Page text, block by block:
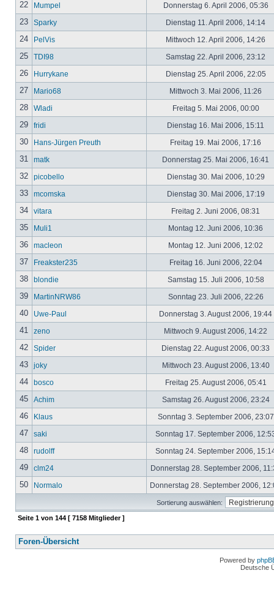
22 Mumpel Donnerstag 6. April 2006, 05:36
23 Sparky Dienstag 11. April 2006, 14:14
24 PelVis Mittwoch 12. April 2006, 14:26
25 TDI98 Samstag 22. April 2006, 23:12
26 Hurrykane Dienstag 25. April 2006, 22:05
27 Mario68 Mittwoch 3. Mai 2006, 11:26
28 Wladi Freitag 5. Mai 2006, 00:00
29 fridi Dienstag 16. Mai 2006, 15:11
30 Hans-Jürgen Preuth Freitag 19. Mai 2006, 17:16
31 matk Donnerstag 25. Mai 2006, 16:41
32 picobello Dienstag 30. Mai 2006, 10:29
33 mcomska Dienstag 30. Mai 2006, 17:19
34 vitara Freitag 2. Juni 2006, 08:31
35 Muli1 Montag 12. Juni 2006, 10:36
36 macleon Montag 12. Juni 2006, 12:02
37 Freakster235 Freitag 16. Juni 2006, 22:04
38 blondie Samstag 15. Juli 2006, 10:58
39 MartinNRW86 Sonntag 23. Juli 2006, 22:26
40 Uwe-Paul Donnerstag 3. August 2006, 19:44
41 zeno Mittwoch 9. August 2006, 14:22
42 Spider Dienstag 22. August 2006, 00:33
43 joky Mittwoch 23. August 2006, 13:40
44 bosco Freitag 25. August 2006, 05:41
45 Achim Samstag 26. August 2006, 23:24
46 Klaus Sonntag 3. September 2006,
47 saki Sonntag 17. September 2006,
48 rudolff Sonntag 24. September 2006,
49 clm24 Donnerstag 28. September 2006,
50 Normalo Donnerstag 28. September 2006,
Sortierung auswählen:
Seite 1 von 144 [ 7158 Mitglieder ]
Foren-Übersicht
Powered by
Deutsche